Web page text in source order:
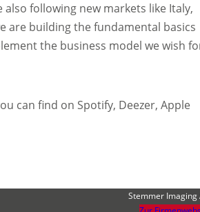
also following new markets like Italy,
are building the fundamental basics
the business model we wish
can find on Spotify, Deezer, Apple
Stemmer Imaging